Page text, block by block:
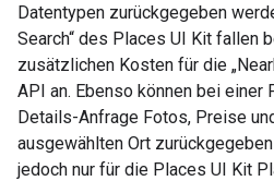
Datentypen zurückgegeben
Search“ des Places UI Kit fallen
zusätzlichen Kosten für die
API an. Ebenso können bei einer
Details-Anfrage Fotos, Preise
ausgewählten Ort
jedoch nur für die Places UI Kit